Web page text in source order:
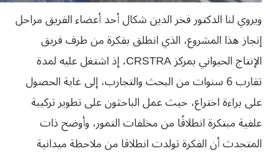
ويروي لنا الدكتور فخر الدين شكال أحد أعضاء الفريق مراحل
إنجاز هذا المشروع، الذي انطلق بفكرة من طرف فريق
الإنتاج الحيواني بمركز CRSTRA، إذ اشتغل عليه لمدة
تقارب 6 سنوات من البحث والتجارب، إلى غاية الحصول
على براءة اختراع، حيث عمل الباحثون على تطوير تركيبة
علفية مبتكرة انطلاقًا من مخلفات التمور، وأوضح ذات
المتحدث أن الفكرة تولدت انطلاقا من ملاحظة ميدانية